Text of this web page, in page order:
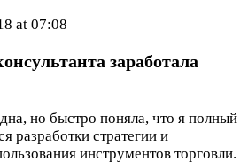
at 07:08
заработала
но быстро поняла, что я полный
разработки стратегии и
инструментов торговли.